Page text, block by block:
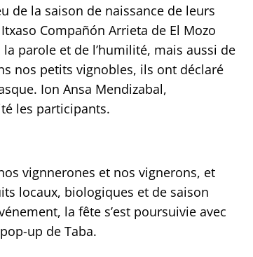
de la saison de naissance de leurs
Compañón Arrieta de El Mozo
parole et de l’humilité, mais aussi de
nos petits vignobles, ils ont déclaré
Ion Ansa Mendizabal,
les participants.
vignnerones et nos vignerons, et
locaux, biologiques et de saison
la fête s’est poursuivie avec
up de Taba.